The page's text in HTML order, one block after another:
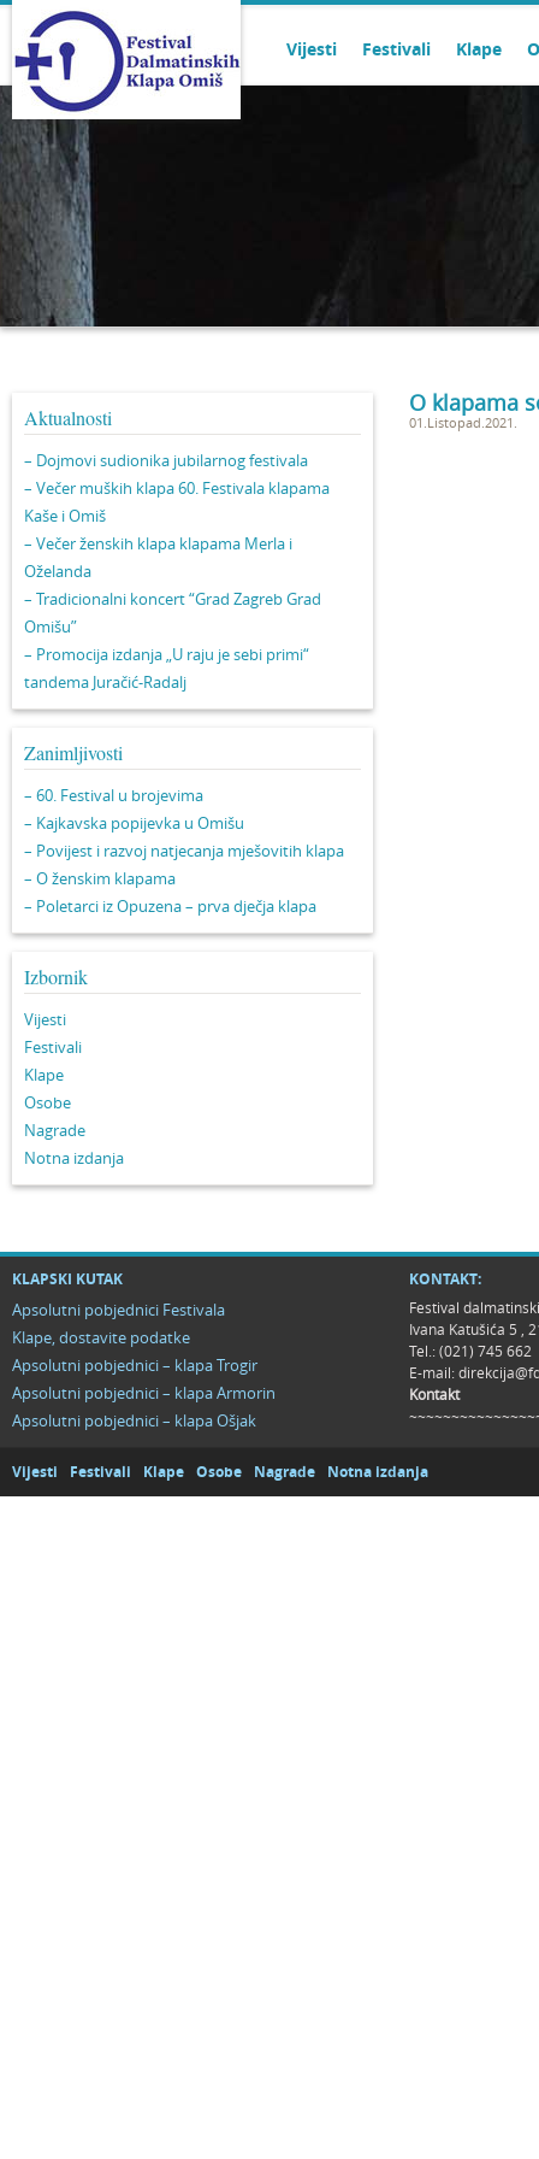
Vijesti Festivali Klape
Aktualnosti
– Dojmovi sudionika jubilarnog festivala
– Večer muških klapa 60. Festivala klapama
Kaše i Omiš
– Večer ženskih klapa klapama Merla i
Oželanda
– Tradicionalni koncert “Grad Zagreb Grad
Omišu”
– Promocija izdanja „U raju je sebi primi“
tandema Juračić-Radalj
Zanimljivosti
– 60. Festival u brojevima
– Kajkavska popijevka u Omišu
– Povijest i razvoj natjecanja mješovitih klapa
– O ženskim klapama
– Poletarci iz Opuzena – prva dječja klapa
Izbornik
Vijesti
Festivali
Klape
Osobe
Nagrade
Notna izdanja
O klapama
01.Listopad.2021.
KLAPSKI KUTAK
Apsolutni pobjednici Festivala
Klape, dostavite podatke
Apsolutni pobjednici – klapa Trogir
Apsolutni pobjednici – klapa Armorin
Apsolutni pobjednici – klapa Ošjak
KONTAKT:
Festival
Ivana Katušića 5 ,
Tel.: (021) 745 662
E-mail:
Kontakt
Vijesti Festivali Klape Osobe Nagrade Notna izdanja